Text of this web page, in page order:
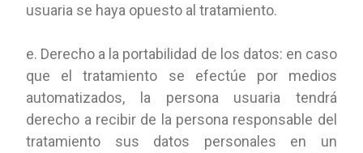
usuaria se haya opuesto al tratamiento.
e. Derecho a la portabilidad de los datos: en caso
que el tratamiento se efectúe por medios
automatizados, la persona usuaria tendrá
derecho a recibir de la persona responsable del
tratamiento sus datos personales en un